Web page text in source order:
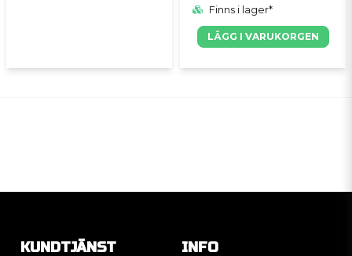
Finns i lager*
LÄGG I VARUKORGEN
KUNDTJÄNST INFO